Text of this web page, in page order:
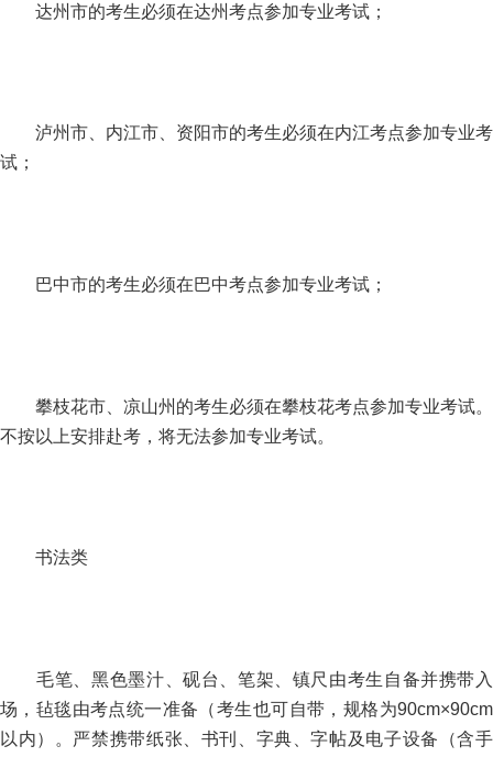
达州市的考生必须在达州考点参加专业考试；
泸州市、内江市、资阳市的考生必须在内江考点参加专业考
试；
巴中市的考生必须在巴中考点参加专业考试；
攀枝花市、凉山州的考生必须在攀枝花考点参加专业考试。
不按以上安排赴考，将无法参加专业考试。
书法类
毛笔、黑色墨汁、砚台、笔架、镇尺由考生自备并携带入
场，毡毯由考点统一准备（考生也可自带，规格为90cm×90cm
以内）。严禁携带纸张、书刊、字典、字帖及电子设备（含手